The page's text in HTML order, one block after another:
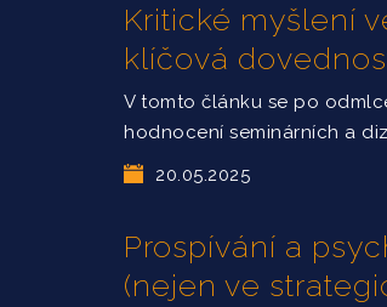
Kritické myšlení
klíčová
V tomto článku se po
hodnocení seminárních a
20.05.2025
Prospívání a
(nejen ve